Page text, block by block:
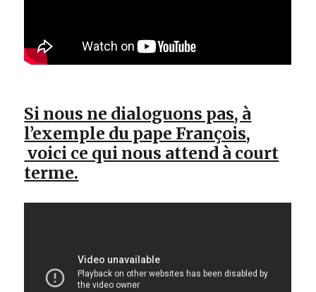
Si nous ne dialoguons pas, à
l’exemple du pape François,
voici ce qui nous attend à court
terme.